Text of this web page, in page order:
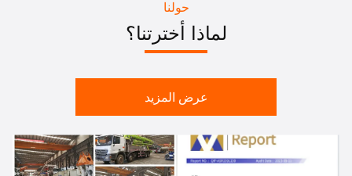
حولنا
لماذا أخترتنا؟
عرض المزيد